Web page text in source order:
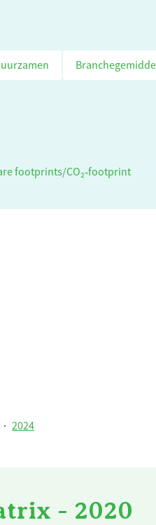
footprints/CO₂‑footprint
· 2024
- 2020